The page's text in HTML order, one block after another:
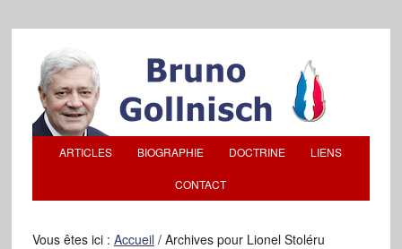
ARTICLES BIOGRAPHIE DOCTRINE LIENS
CONTACT
Vous êtes ici : Accueil /Archives pour Lionel Stoléru